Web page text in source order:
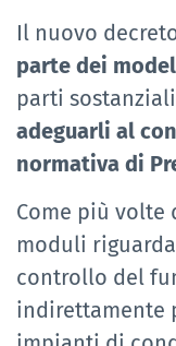
Il nuovo
parte dei
parti
adeguarli al
normativa di
Come più volte
moduli
controllo del
indirettamente